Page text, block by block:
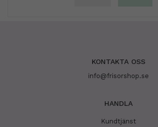
KONTAKTA OSS
info@frisorshop.se
HANDLA
Kundtjänst